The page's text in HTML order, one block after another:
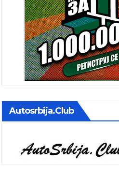
Autosrbija.club